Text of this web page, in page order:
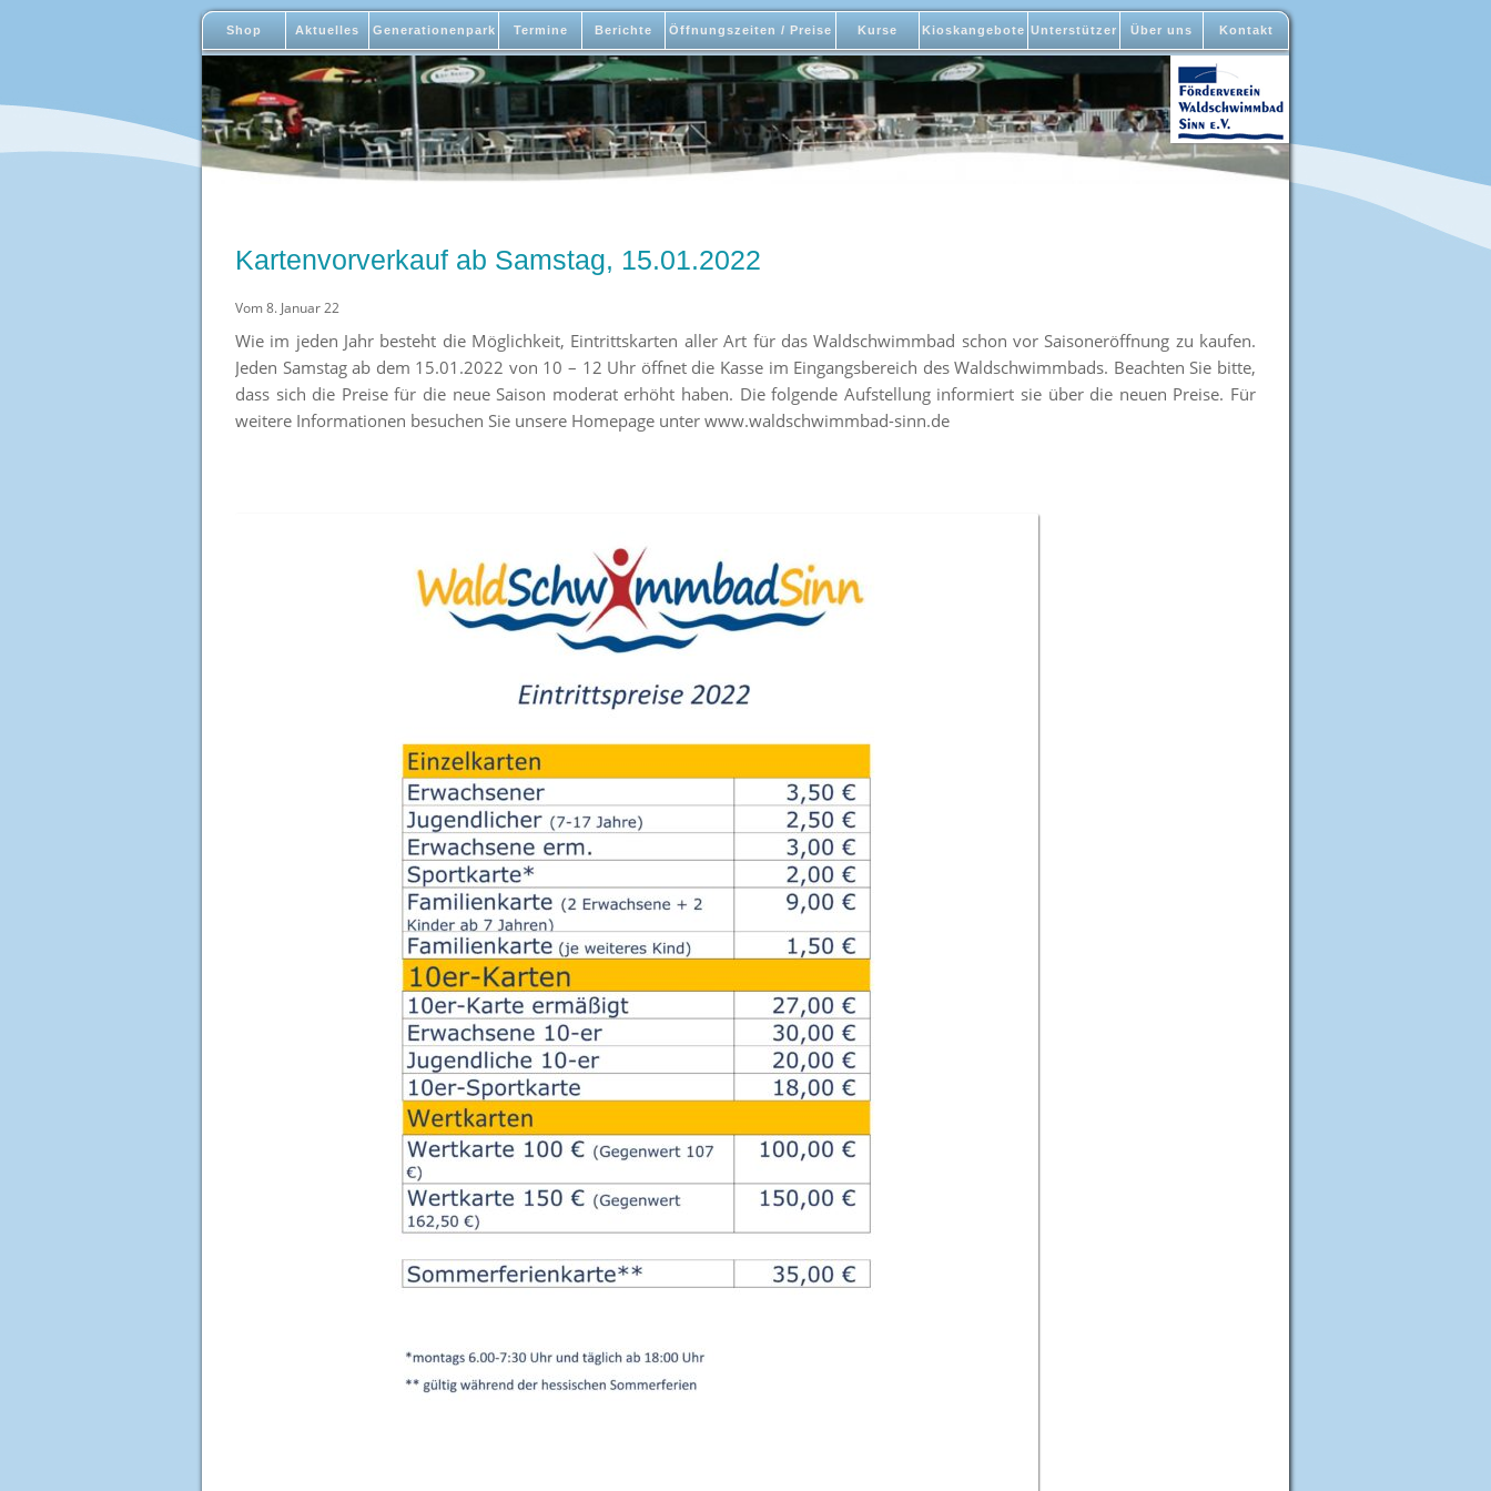
Shop Aktuelles Generationenpark Termine Berichte Öffnungszeiten / Preise Kurse Kioskangebote Unterstützer Über uns Kontakt
Kartenvorverkauf ab Samstag, 15.01.2022
Vom 8. Januar 22
Wie im jeden Jahr besteht die Möglichkeit, Eintrittskarten aller Art für das Waldschwimmbad schon vor Saisoneröffnung zu kaufen.
Jeden Samstag ab dem 15.01.2022 von 10 – 12 Uhr öffnet die Kasse im Eingangsbereich des Waldschwimmbads. Beachten Sie bitte,
dass sich die Preise für die neue Saison moderat erhöht haben. Die folgende Aufstellung informiert sie über die neuen Preise. Für
weitere Informationen besuchen Sie unsere Homepage unter www.waldschwimmbad-sinn.de